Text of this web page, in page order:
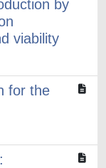
by
viability
for the